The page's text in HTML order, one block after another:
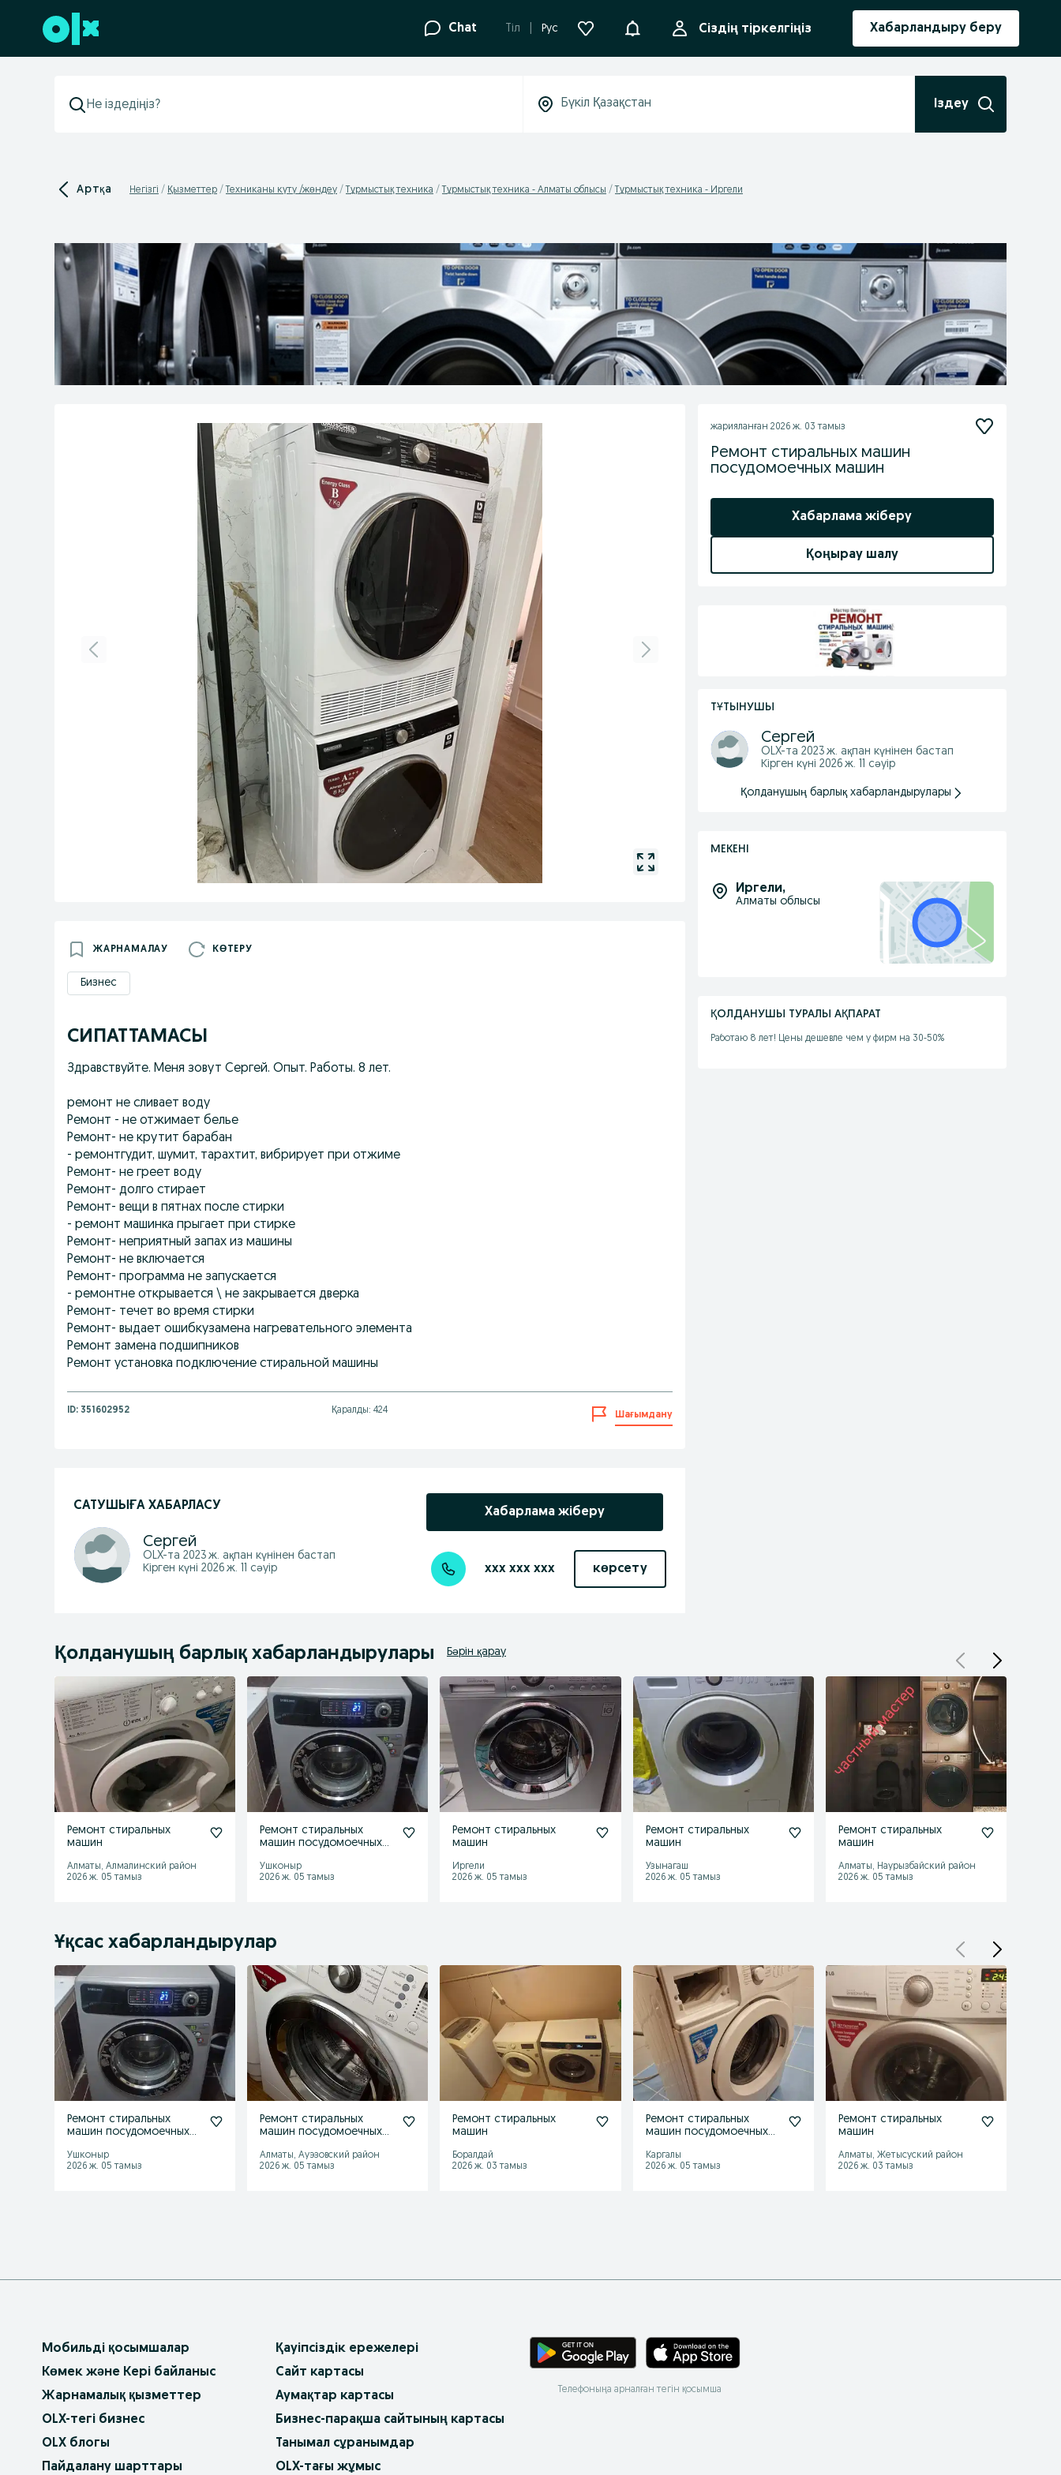
Төменгі деректемеге өту Chat Tіл Рус АқпараттандыруСіздің тіркелгіңіз Хабарландыру беру
Іздеу
Артқа Негізгі Қызметтер Техниканы күту /жөндеу Тұрмыстық техника Тұрмыстық техника - Алматы облысы Тұрмыстық техника - Иргели
ЖАРНАМАЛАУ КӨТЕРУ
Бизнес
СИПАТТАМАСЫ
Здравствуйте. Меня зовут Сергей. Опыт. Работы. 8 лет.
ремонт не сливает воду
Ремонт - не отжимает белье
Ремонт- не крутит барабан
- ремонтгудит, шумит, тарахтит, вибрирует при отжиме
Ремонт- не греет воду
Ремонт- долго стирает
Ремонт- вещи в пятнах после стирки
- ремонт машинка прыгает при стирке
Ремонт- неприятный запах из машины
Ремонт- не включается
Ремонт- программа не запускается
- ремонтне открывается \ не закрывается дверка
Ремонт- течет во время стирки
Ремонт- выдает ошибкузамена нагревательного элемента
Ремонт замена подшипников
Ремонт установка подключение стиральной машины
ID: 351602952 Қаралды: 424 Шағымдану
САТУШЫҒА ХАБАРЛАСУ
Сергей
OLX-та 2023 ж. ақпан күнінен бастап
Кірген күні 2026 ж. 11 сәуір
Хабарлама жіберу
xxx xxx xxx көрсету
жарияланған 2026 ж. 03 тамыз
Ремонт стиральных машин
посудомоечных машин
Хабарлама жіберу
Қоңырау шалу
ТҰТЫНУШЫ
Сергей
OLX-та 2023 ж. ақпан күнінен бастап
Кірген күні 2026 ж. 11 сәуір
Қолданушың барлық хабарландырулары
МЕКЕНІ
Иргели,
Алматы облысы
ҚОЛДАНУШЫ ТУРАЛЫ АҚПАРАТ
Работаю 8 лет! Цены дешевле чем у фирм на 30-50%
Қолданушың барлық хабарландырулары Бәрін қарау
Ремонт стиральных
машин
Алматы, Алмалинский район
2026 ж. 05 тамыз
Ремонт стиральных
машин посудомоечных
Ушконыр
2026 ж. 05 тамыз
Ремонт стиральных
машин
Иргели
2026 ж. 05 тамыз
Ремонт стиральных
машин
Узынагаш
2026 ж. 05 тамыз
Ремонт стиральных
машин
Алматы, Наурызбайский район
2026 ж. 05 тамыз
Ұқсас хабарландырулар
Ремонт стиральных
машин посудомоечных
Ушконыр
2026 ж. 05 тамыз
Ремонт стиральных
машин посудомоечных
Алматы, Ауэзовский район
2026 ж. 05 тамыз
Ремонт стиральных
машин
Боралдай
2026 ж. 03 тамыз
Ремонт стиральных
машин посудомоечных
Каргалы
2026 ж. 05 тамыз
Ремонт стиральных
машин
Алматы, Жетысуский район
2026 ж. 03 тамыз
Мобильді қосымшалар
Көмек және Кері байланыс
Жарнамалық қызметтер
OLX-тегі бизнес
OLX блогы
Пайдалану шарттары
Қауіпсіздік ережелері
Сайт картасы
Аумақтар картасы
Бизнес-парақша сайтының картасы
Танымал сұранымдар
OLX-тағы жұмыс
Телефоныңа арналған тегін қосымша